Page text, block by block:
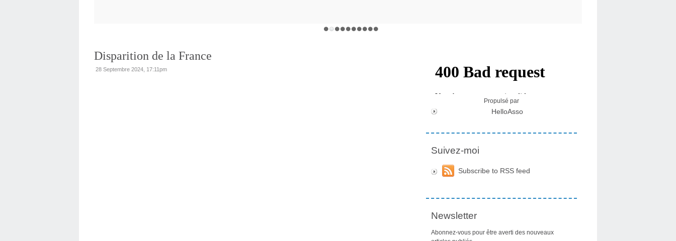
Disparition de la France
28 Septembre 2024, 17:11pm
Propulsé par
HelloAsso
Suivez-moi
Subscribe to RSS feed
Newsletter
Abonnez-vous pour être averti des nouveaux